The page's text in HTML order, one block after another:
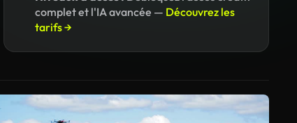
complet et l'IA avancée — Découvrez les
tarifs →